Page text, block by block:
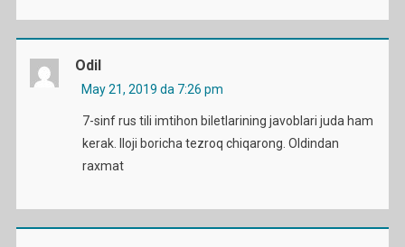
Odil
May 21, 2019 da 7:26 pm
7-sinf rus tili imtihon biletlarining javoblari juda ham
kerak. Iloji boricha tezroq chiqarong. Oldindan
raxmat